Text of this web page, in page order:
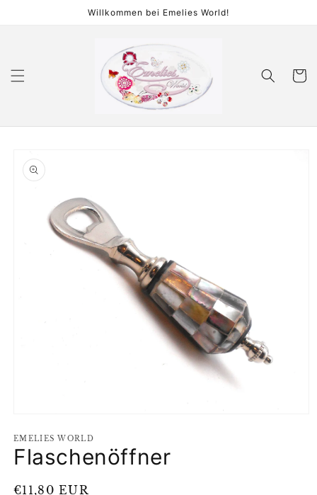
Willkommen bei Emelies World!
in
Modal
öffnen
EMELIES WORLD
Flaschenöffner
Normaler
€11,80 EUR